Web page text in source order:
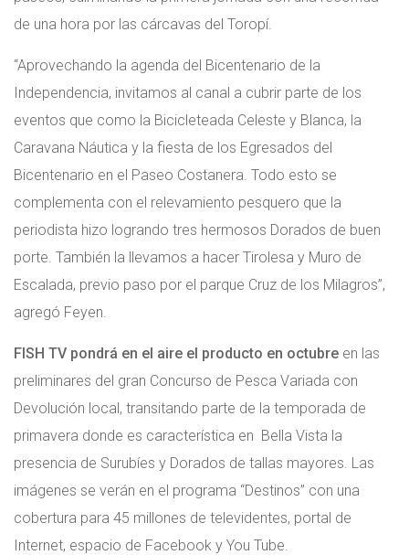
de una hora por las cárcavas del Toropí.
“Aprovechando la agenda del Bicentenario de la
Independencia, invitamos al canal a cubrir parte de los
eventos que como la Bicicleteada Celeste y Blanca, la
Caravana Náutica y la fiesta de los Egresados del
Bicentenario en el Paseo Costanera. Todo esto se
complementa con el relevamiento pesquero que la
periodista hizo logrando tres hermosos Dorados de buen
porte. También la llevamos a hacer Tirolesa y Muro de
Escalada, previo paso por el parque Cruz de los Milagros”,
agregó Feyen.
FISH TV pondrá en el aire el producto en octubre en las
preliminares del gran Concurso de Pesca Variada con
Devolución local, transitando parte de la temporada de
primavera donde es característica en Bella Vista la
presencia de Surubíes y Dorados de tallas mayores. Las
imágenes se verán en el programa “Destinos” con una
cobertura para 45 millones de televidentes, portal de
Internet, espacio de Facebook y You Tube.